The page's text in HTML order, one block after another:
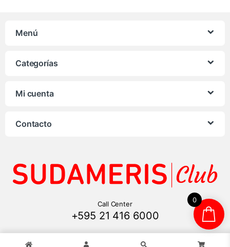
Menú
Categorías
Mi cuenta
Contacto
Call Center
+595 21 416 6000
0